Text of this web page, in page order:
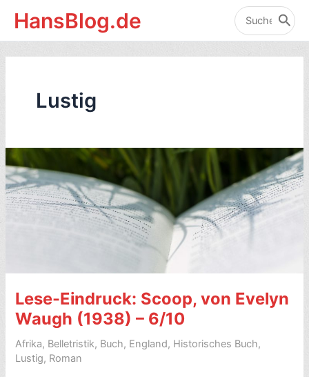
Inhalt
springen
HansBlog.de
Search
for:
Lustig
Lese-Eindruck: Scoop, von Evelyn
Waugh (1938) – 6/10
Afrika, Belletristik, Buch, England, Historisches Buch,
Lustig, Roman